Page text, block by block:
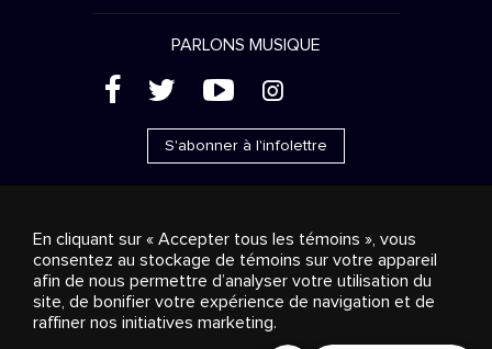
PARLONS MUSIQUE
( ' + &
S'abonner à l'infolettre
Ventes publicitaires
Diffusion & distribution
Consommateurs
Solutions d’affaires Radio
propos
Cookies settings
© 2018-2025 Groupe Stingray Inc. Tous droits réservés.
En cliquant sur « Accepter tous les témoins », vous
consentez au stockage de témoins sur votre appareil
afin de nous permettre d’analyser votre utilisation du
site, de bonifier votre expérience de navigation et de
raffiner nos initiatives marketing.